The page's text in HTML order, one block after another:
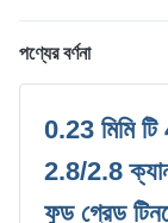
পণ্যের বর্ণনা
0.23 মিমি টি
2.8/2.8 ক্যান
ফুড গ্রেড